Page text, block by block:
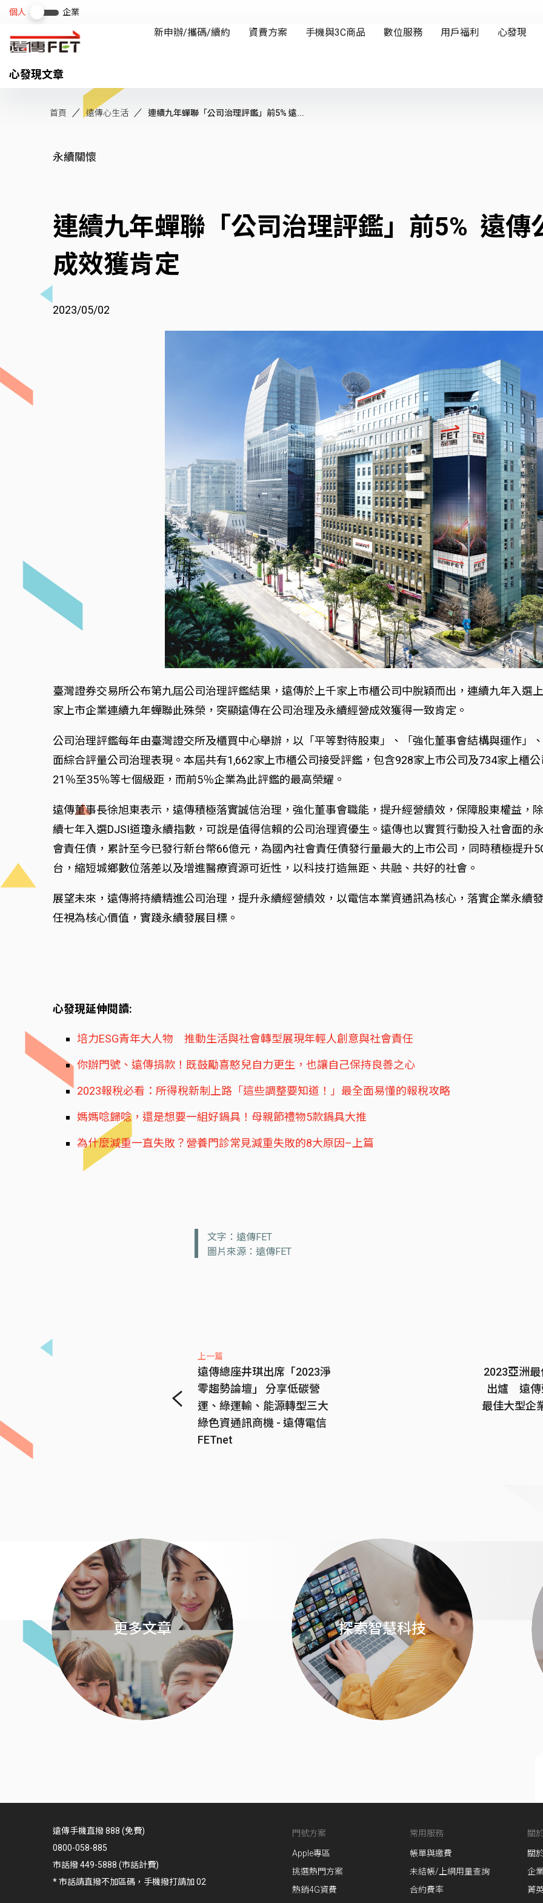
心發現文章
首頁 遠傳心生活 連續九年蟬聯「公司治理評鑑」前5% 遠...
永續關懷
連續九年蟬聯「公司治理評鑑」前5% 遠傳
成效獲肯定
2023/05/02
臺灣證券交易所公布第九屆公司治理評鑑結果，遠傳於上千家上市櫃公司中脫穎而出，連續九年入選
家上市企業連續九年蟬聯此殊榮，突顯遠傳在公司治理及永續經營成效獲得一致肯定。
公司治理評鑑每年由臺灣證交所及櫃買中心舉辦，以「平等對待股東」、「強化董事會結構與運作」
面綜合評量公司治理表現。本屆共有1,662家上市櫃公司接受評鑑，包含928家上市公司及734家上櫃
21％至35％等七個級距，而前5％企業為此評鑑的最高榮耀。
遠傳董事長徐旭東表示，遠傳積極落實誠信治理，強化董事會職能，提升經營績效，保障股東權益，
續七年入選DJSI道瓊永續指數，可說是值得信賴的公司治理資優生。遠傳也以實質行動投入社會面的
會責任債，累計至今已發行新台幣66億元，為國內社會責任債發行量最大的上市公司，同時積極提升
台，縮短城鄉數位落差以及增進醫療資源可近性，以科技打造無距、共融、共好的社會。
展望未來，遠傳將持續精進公司治理，提升永續經營績效，以電信本業資通訊為核心，落實企業永續
任視為核心價值，實踐永續發展目標。
心發現延伸閱讀:
培力ESG青年大人物 推動生活與社會轉型展現年輕人創意與社會責任
你辦門號、遠傳捐款！既鼓勵喜憨兒自力更生，也讓自己保持良善之心
2023報稅必看：所得稅新制上路「這些調整要知道！」最全面易懂的報稅攻略
媽媽唸歸唸，還是想要一組好鍋具！母親節禮物5款鍋具大推
為什麼減重一直失敗？營養門診常見減重失敗的8大原因–上篇
文字：遠傳FET
圖片來源：遠傳FET
上一篇
遠傳總座井琪出席「2023淨
零趨勢論壇」 分享低碳營
運、綠運輸、能源轉型三大
綠色資通訊商機 - 遠傳電信
FETnet
2023亞洲
出爐 遠傳
最佳大型企
更多文章 探索智慧科技
遠傳手機直撥 888 (免費)
0800-058-885
市話撥 449-5888 (市話計費)
* 市話請直撥不加區碼，手機撥打請加 02
門號方案
Apple專區
挑選熱門方案
熱銷4G資費
常用服務
帳單與繳費
未結帳/上網用量查詢
合約費率
關
關
企
菁